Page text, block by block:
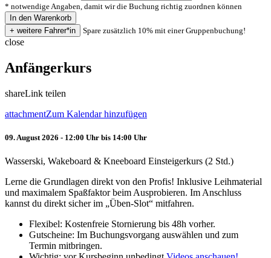
* notwendige Angaben, damit wir die Buchung richtig zuordnen können
Spare zusätzlich 10% mit einer Gruppenbuchung!
close
Anfängerkurs
shareLink teilen
attachmentZum Kalendar hinzufügen
09. August 2026 - 12:00 Uhr bis 14:00 Uhr
Wasserski, Wakeboard & Kneeboard Einsteigerkurs (2 Std.)
Lerne die Grundlagen direkt von den Profis! Inklusive Leihmaterial
und maximalem Spaßfaktor beim Ausprobieren. Im Anschluss
kannst du direkt sicher im „Üben-Slot“ mitfahren.
Flexibel: Kostenfreie Stornierung bis 48h vorher.
Gutscheine: Im Buchungsvorgang auswählen und zum
Termin mitbringen.